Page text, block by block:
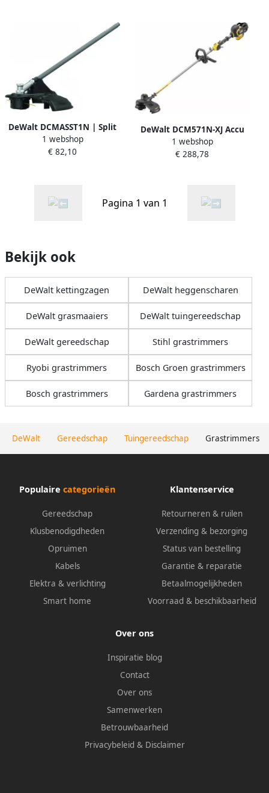
DeWalt Gereedschap Tuingereedschap Grastrimmers
DeWalt DCMASST1N | Split
boom opzetstuk |
Grastrimmer DCMASST1N-XJ
1 webshop
€ 82,10
DeWalt DCM571N-XJ Accu
Grastrimmer FlexVolt 54V
Body excl. accu&apos;s en
1 webshop
€ 288,78
Pagina 1 van 1
Bekijk ook
DeWalt kettingzagen DeWalt heggenscharen
DeWalt grasmaaiers DeWalt tuingereedschap
DeWalt gereedschap Stihl grastrimmers
Ryobi grastrimmers Bosch Groen grastrimmers
Bosch grastrimmers Gardena grastrimmers
Populaire categorieën
Gereedschap
Klusbenodigdheden
Opruimen
Kabels
Elektra & verlichting
Smart home
Klantenservice
Retourneren & ruilen
Verzending & bezorging
Status van bestelling
Garantie & reparatie
Betaalmogelijkheden
Voorraad & beschikbaarheid
Over ons
Inspiratie blog
Contact
Over ons
Samenwerken
Betrouwbaarheid
Privacybeleid & Disclaimer